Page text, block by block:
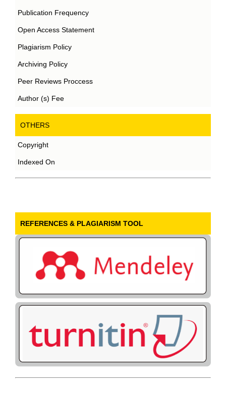
Publication Frequency
Open Access Statement
Plagiarism Policy
Archiving Policy
Peer Reviews Proccess
Author (s) Fee
OTHERS
Copyright
Indexed On
REFERENCES & PLAGIARISM TOOL